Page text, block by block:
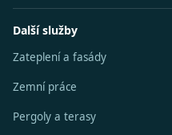
Další služby
Zateplení a fasády
Zemní práce
Pergoly a terasy